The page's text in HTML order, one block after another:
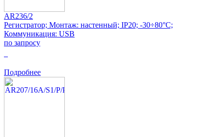
AR236/2
Регистратор; Монтаж: настенный; IP20; -30÷80°C;
Коммуникация: USB
по запросу
Подробнее